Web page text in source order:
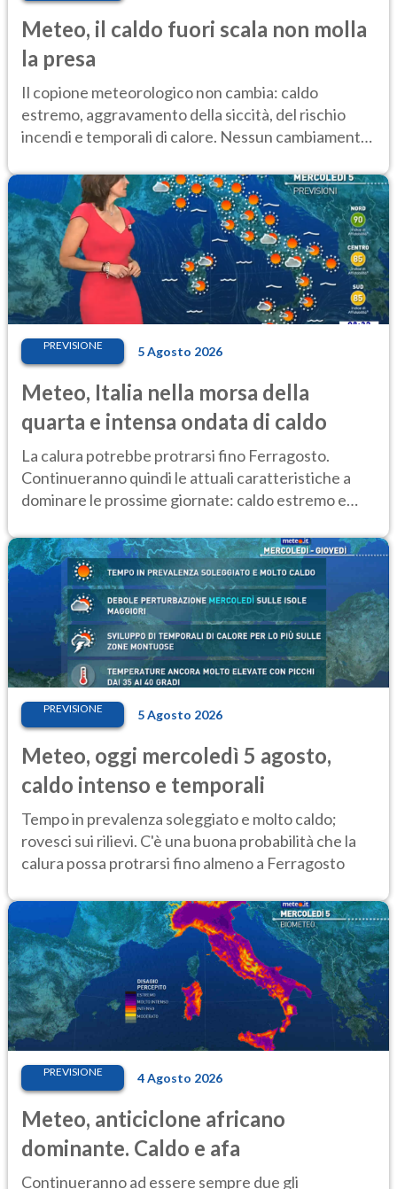
Meteo, il caldo fuori scala non molla
la presa
Il copione meteorologico non cambia: caldo
estremo, aggravamento della siccità, del rischio
incendi e temporali di calore. Nessun cambiamento
PREVISIONE 5 Agosto 2026
Meteo, Italia nella morsa della
quarta e intensa ondata di caldo
La calura potrebbe protrarsi fino Ferragosto.
Continueranno quindi le attuali caratteristiche a
dominare le prossime giornate: caldo estremo e
PREVISIONE 5 Agosto 2026
Meteo, oggi mercoledì 5 agosto,
caldo intenso e temporali
Tempo in prevalenza soleggiato e molto caldo;
rovesci sui rilievi. C'è una buona probabilità che la
calura possa protrarsi fino almeno a Ferragosto
PREVISIONE 4 Agosto 2026
Meteo, anticiclone africano
dominante. Caldo e afa
Continueranno ad essere sempre due gli